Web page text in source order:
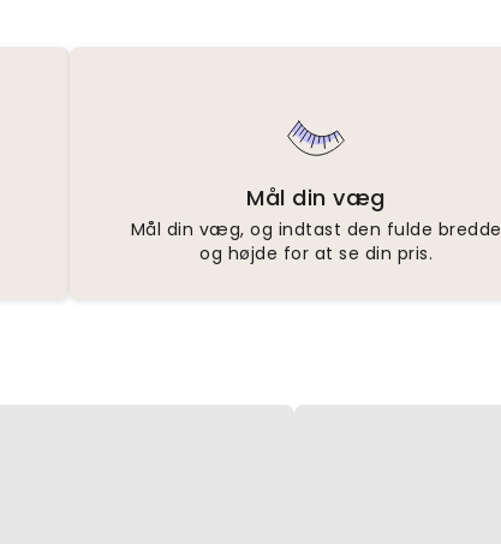
Mål din væg
Mål din væg, og indtast den fulde bredde
og højde for at se din pris.